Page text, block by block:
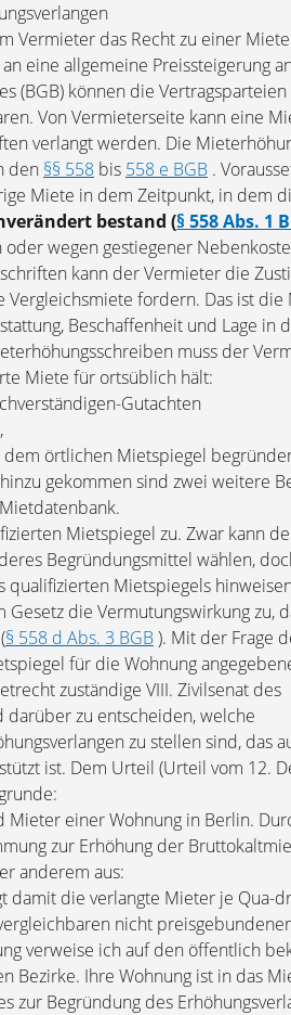
Vermieter das Recht zu einer
eine allgemeine Preissteigerung
(BGB) können die
Von Vermieterseite kann eine
verlangt werden. Die
den §§ 558 bis 558 e BGB .
Miete in dem Zeitpunkt, in dem
bestand (§ 558 Abs. 1
wegen gestiegener
kann der Vermieter die
fordern. Das ist die
Beschaffenheit und Lage in
muss der
Miete für ortsüblich hält:
Gutachten
örtlichen Mietspiegel
gekommen sind zwei weitere
Mietspiegel zu. Zwar kann
Begründungsmittel wählen,
Mietspiegels
die Vermutungswirkung zu,
§ 558 d Abs. 3 BGB). Mit der Frage
für die Wohnung
zuständige VIII. Zivilsenat des
darüber zu entscheiden, welche
zu stellen sind, das
ist. Dem Urteil (Urteil vom 12.
Mieter einer Wohnung in Berlin.
zur Erhöhung der
anderem aus:
damit die verlangte Mieter je Qua-
nicht
verweise ich auf den öffentlich
Ihre Wohnung ist in das
zur Begründung des